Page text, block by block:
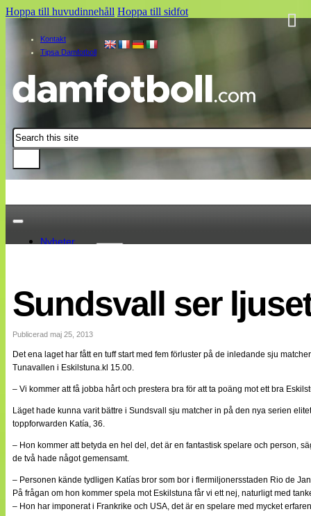
Hoppa till huvudinnehåll Hoppa till sidfot
Kontakt
Tipsa Damfotboll
Sök
Nyheter
Landslaget
EM 2013
Internationellt
Bildreportage
Bloggar
Lagen
Webb-TV
Medlemsbilder
Till klubbkassan
Split vision
Om oss
Annonsera
Statistik
Tipsa Damfotboll
Sundsvall ser
Publicerad maj 25, 2013
Det ena laget har fått en tuff start med fem förluster på de inledande sju
Tunavallen i Eskilstuna.kl 15.00.
– Vi kommer att få jobba hårt och prestera bra för att ta poäng mot ett bra
Läget hade kunna varit bättre i Sundsvall sju matcher in på den nya serien
toppforwarden Katía, 36.
– Hon kommer att betyda en hel del, det är en fantastisk spelare och person,
de två hade något gemensamt.
– Personen kände tydligen Katías bror som bor i flermiljonersstaden Rio de
På frågan om hon kommer spela mot Eskilstuna får vi ett nej, naturligt med
– Hon har imponerat i Frankrike och USA, det är en spelare med mycket